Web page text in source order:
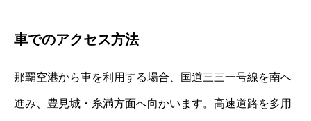
車でのアクセス方法
那覇空港から車を利用する場合、国道三三一号線を南へ
進み、豊見城・糸満方面へ向かいます。高速道路を多用